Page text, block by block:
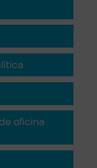
oficina